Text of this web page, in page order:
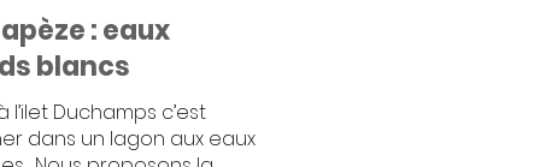
: eaux
blancs
Duchamps c’est
dans un lagon aux eaux